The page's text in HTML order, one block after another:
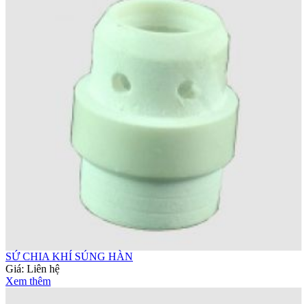
SỨ CHIA KHÍ SÚNG HÀN
Giá: Liên hệ
Xem thêm